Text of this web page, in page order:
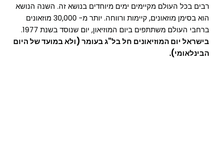
רבים בכל העולם מקיימים ימים מיוחדים בנושא זה. השנה הנושא
הוא בסימן מוזאונים, קיימות ורווחה. יותר מ- 30,000 מוזאונים
ברחבי העולם משתתפים ביום המוזיאון, יום שנוסד בשנת 1977.
בישראל יום המוזיאונים חל בל"ג בעומר (ולא במועד של היום
הבינלאומי).